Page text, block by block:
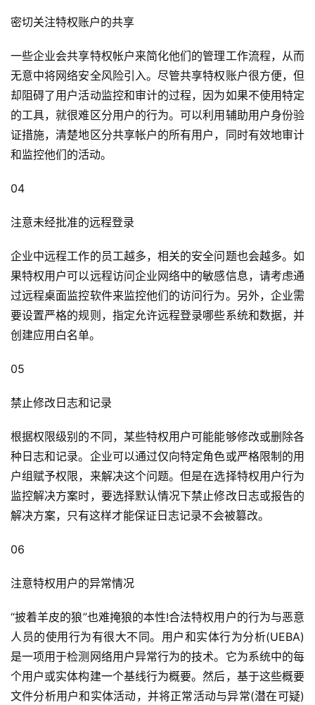
密切关注特权账户的共享
一些企业会共享特权帐户来简化他们的管理工作流程，从而
无意中将网络安全风险引入。尽管共享特权账户很方便，但
却阻碍了用户活动监控和审计的过程，因为如果不使用特定
的工具，就很难区分用户的行为。可以利用辅助用户身份验
证措施，清楚地区分共享帐户的所有用户，同时有效地审计
和监控他们的活动。
04
注意未经批准的远程登录
企业中远程工作的员工越多，相关的安全问题也会越多。如
果特权用户可以远程访问企业网络中的敏感信息，请考虑通
过远程桌面监控软件来监控他们的访问行为。另外，企业需
要设置严格的规则，指定允许远程登录哪些系统和数据，并
创建应用白名单。
05
禁止修改日志和记录
根据权限级别的不同，某些特权用户可能能够修改或删除各
种日志和记录。企业可以通过仅向特定角色或严格限制的用
户组赋予权限，来解决这个问题。但是在选择特权用户行为
监控解决方案时，要选择默认情况下禁止修改日志或报告的
解决方案，只有这样才能保证日志记录不会被篡改。
06
注意特权用户的异常情况
“披着羊皮的狼”也难掩狼的本性!合法特权用户的行为与恶意
人员的使用行为有很大不同。用户和实体行为分析(UEBA)
是一项用于检测网络用户异常行为的技术。它为系统中的每
个用户或实体构建一个基线行为概要。然后，基于这些概要
文件分析用户和实体活动，并将正常活动与异常(潜在可疑)